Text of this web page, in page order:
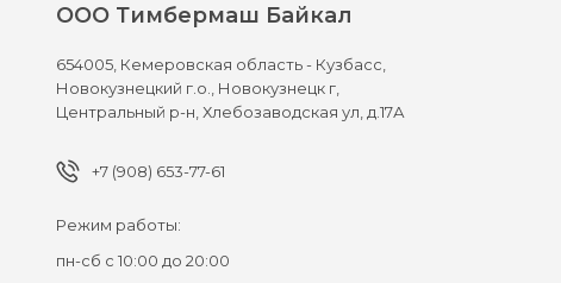
ООО Тимбермаш Байкал
654005, Кемеровская область - Кузбасс,
Новокузнецкий г.о., Новокузнецк г,
Центральный р-н, Хлебозаводская ул, д.17А
+7 (908) 653-77-61
Режим работы:
пн-сб с 10:00 до 20:00